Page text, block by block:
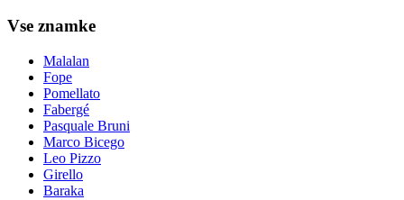
Vse znamke
Malalan
Fope
Pomellato
Fabergé
Pasquale Bruni
Marco Bicego
Leo Pizzo
Girello
Baraka